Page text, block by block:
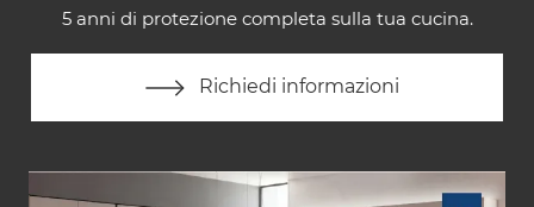
5 anni di protezione completa sulla tua cucina.
Richiedi informazioni